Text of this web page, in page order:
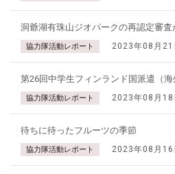
洞爺湖有珠山ジオパークの再認定審査
協力隊活動レポート 2023年08月21
第26回中学生フィンランド国派遣（
協力隊活動レポート 2023年08月18
待ちに待ったフルーツの季節
協力隊活動レポート 2023年08月16